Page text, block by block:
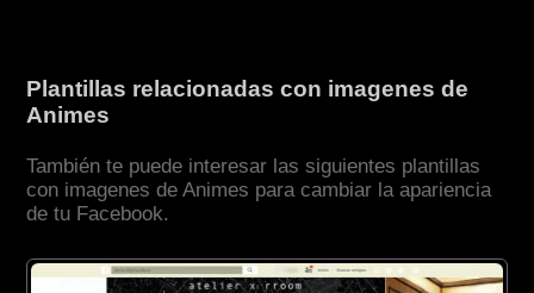
Plantillas relacionadas con imagenes de
Animes
También te puede interesar las siguientes plantillas
con imagenes de Animes para cambiar la apariencia
de tu Facebook.